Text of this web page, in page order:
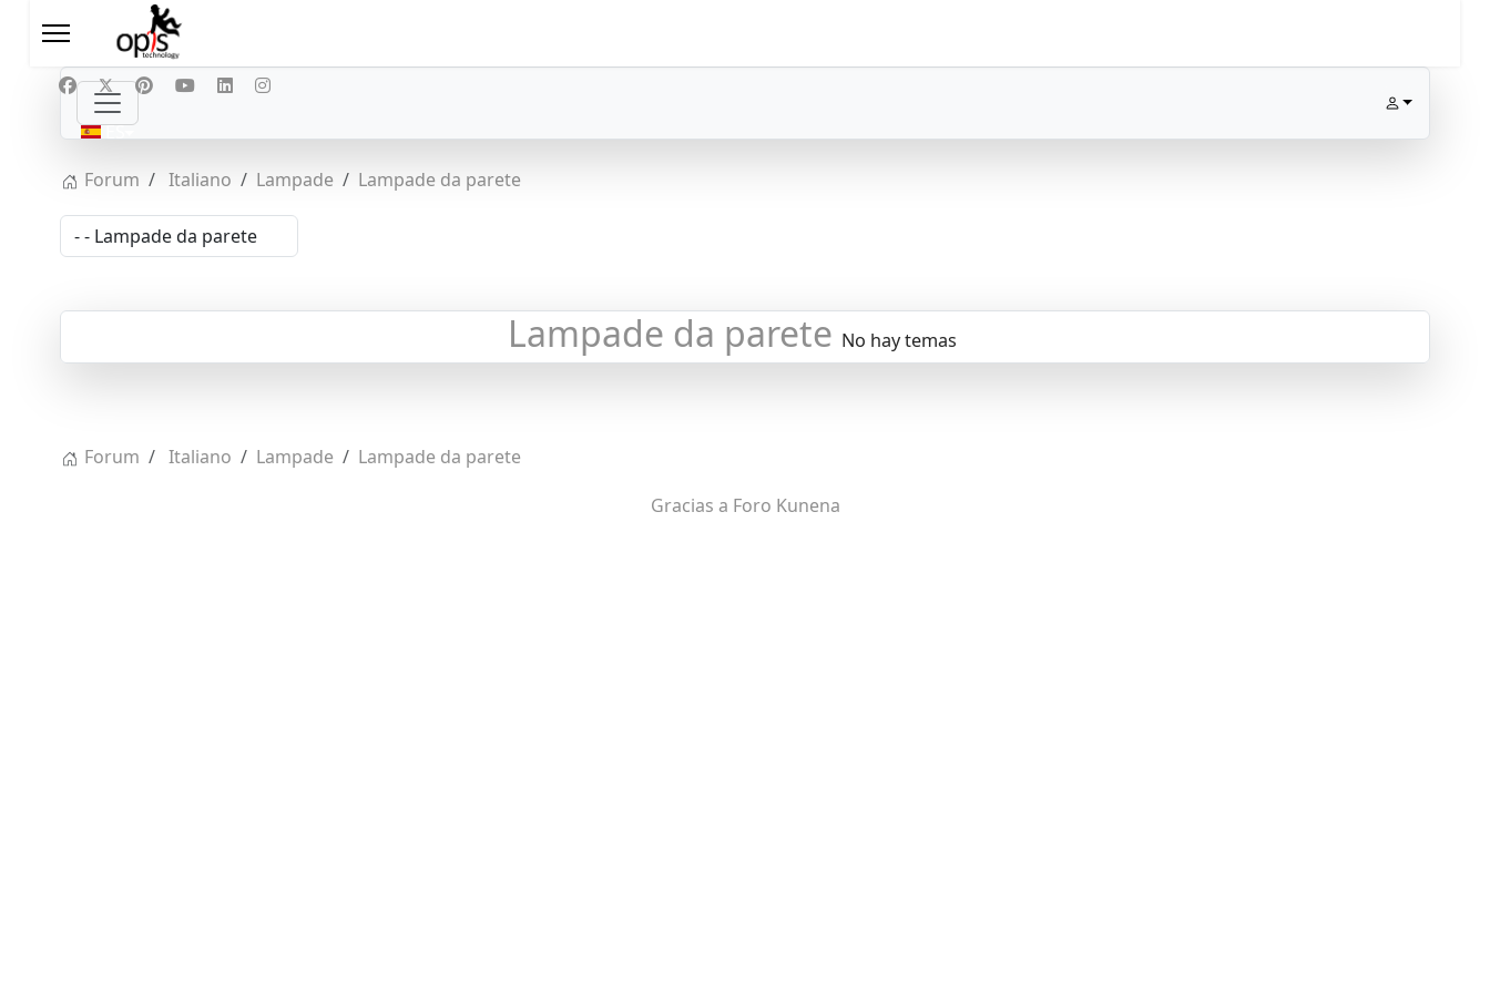
Seleccione su idioma
ES
Forum
Italiano Lampade Lampade da parete
Lampade da parete No hay temas
Forum Italiano Lampade
Lampade da parete
Gracias a Foro Kunena